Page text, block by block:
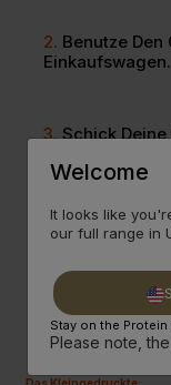
2. Benutze
Einkaufswagen.
3.Schick Deine
CODE: CAKE30
Welcome
It looks like
our full range in
Stay on the Protein
Please note,